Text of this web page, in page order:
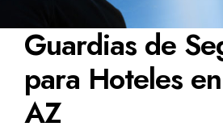
PREGUNTAS FRECUENTES
CONTÁCTANOS
Guardias de
para Hoteles
AZ